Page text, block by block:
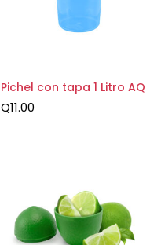
Pichel con tapa 1 Litro AQ
Q11.00